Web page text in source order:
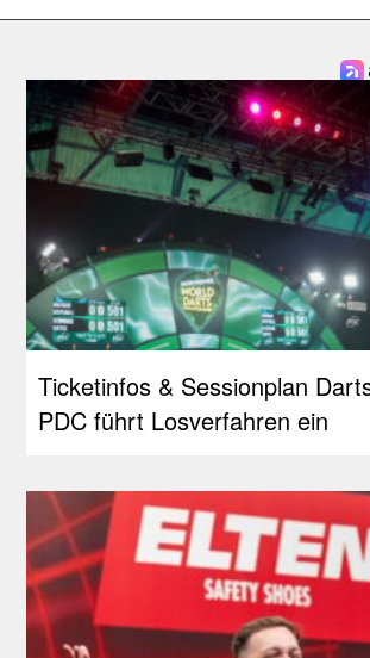
Ticketinfos & Sessionplan
PDC führt Losverfahren ein